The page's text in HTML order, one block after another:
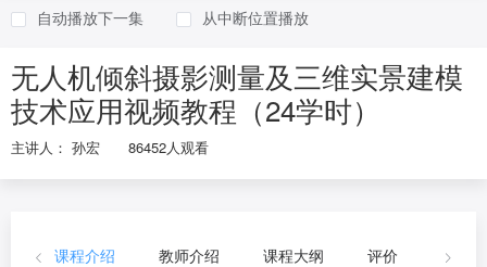
14、pix4d软件应用操作（4）
15、pix4d软件应用操作（5）
自动播放下一集 从中断位置播放
无人机倾斜摄影测量及三维实景建模
技术应用视频教程（24学时）
主讲人： 孙宏 86452人观看
课程介绍 教师介绍 课程大纲 评价 开放